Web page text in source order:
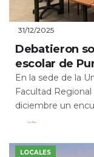
31/12/2025
Debatieron
escolar de
En la sede de la
Facultad
diciembre un
Leer Más
LOCALES